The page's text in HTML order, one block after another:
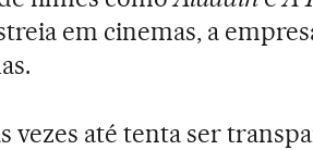
em cinemas, a
vezes até tenta ser